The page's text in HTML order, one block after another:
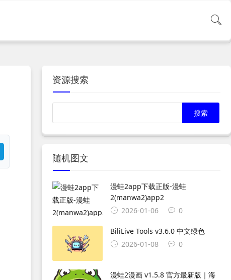
资源搜索
随机图文
漫蛙2app下载正版-漫蛙
2(manwa2)app2
2026-01-06
0
BiliLive Tools v3.6.0 中文绿色
2026-01-08
0
漫蛙2漫画 v1.5.8 官方最新版｜海